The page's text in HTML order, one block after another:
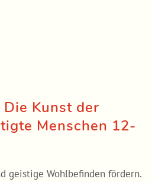
Kunst der
Menschen 12-
geistige Wohlbefinden fördern.